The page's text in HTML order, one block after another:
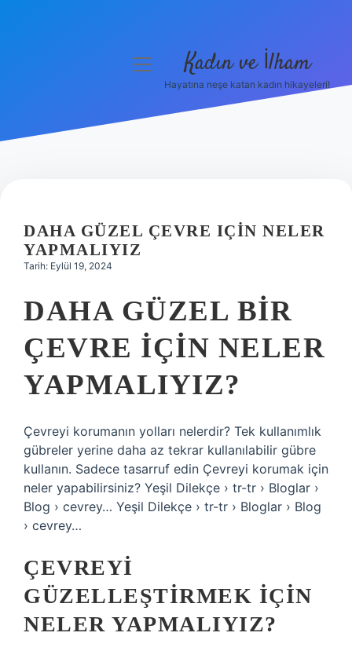
Hakkımızda
menüyü
Kadın ve İlham
Hayatına neşe katan kadın hikayeleri!
DAHA GÜZEL ÇEVRE IÇIN NELER
YAPMALIYIZ
Tarih: Eylül 19, 2024
DAHA GÜZEL BIR
ÇEVRE IÇIN NELER
YAPMALIYIZ?
Çevreyi korumanın yolları nelerdir? Tek kullanımlık
gübreler yerine daha az tekrar kullanılabilir gübre
kullanın. Sadece tasarruf edin Çevreyi korumak için
neler yapabilirsiniz? Yeşil Dilekçe › tr-tr › Bloglar ›
Blog › cevrey… Yeşil Dilekçe › tr-tr › Bloglar › Blog
› cevrey…
ÇEVREYI
GÜZELLEŞTIRMEK IÇIN
NELER YAPMALIYIZ?